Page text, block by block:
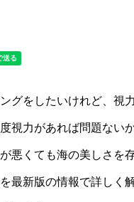
グをしたいけれど、視
視力があれば問題ない
悪くても海の美しさを
最新版の情報で詳しく